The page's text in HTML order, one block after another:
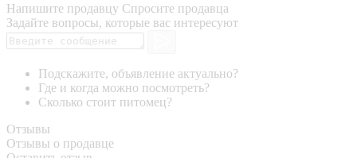
Напишите продавцу Спросите продавца
Задайте вопросы, которые вас интересуют
Подскажите, объявление актуально?
Где и когда можно посмотреть?
Сколько стоит питомец?
Отзывы
Отзывы о продавце